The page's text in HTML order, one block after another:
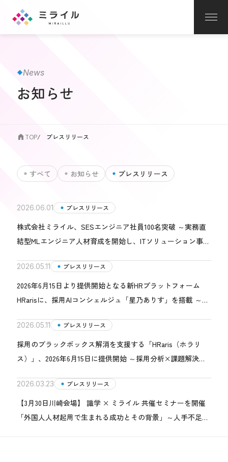
News
お知らせ
TOP プレスリリース
すべて お知らせ プレスリリース
2026.06.01 プレスリリース
株式会社ミライル、SESエンジニア社員100名突破 ～実務直
結型MLエンジニア人材育成を開始し、ITソリューション事業
2026.05.11 プレスリリース
2026年6月15日より提供開始となる新HRプラットフォーム
HRarisに、採用AIコンシェルジュ「星乃ありす」を搭載 ～株
の判断をサポート～
2026.05.11 プレスリリース
採用のブラックボックス解消を支援する「HRaris（ホラリ
ス）」、2026年6月15日に提供開始 ～採用分析×課題解決を
～
2026.03.23 プレスリリース
【3月30日川崎会場】 識学 × ミライル 共催セミナーを開催
「外国人人材起用で生まれる成功とその背景」～人手不足時